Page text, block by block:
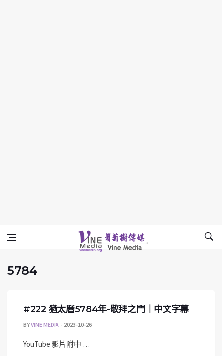
5784
Vine Media
葡萄樹傳媒
5784
#222 猶太曆5784年-敬拜之門｜中文字幕
BYVINE MEDIA 2023-10-26
YouTube 影片附中 …